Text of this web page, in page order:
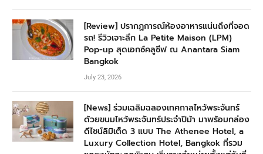
[Review] ปรากฏการณ์ห้องอาหารแน่นถึงที่จอด
รถ! รีวิวเจาะลึก La Petite Maison (LPM)
Pop-up สุดเอกซ์คลูซีฟ ณ Anantara Siam
Bangkok
July 23, 2026
[News] ร่วมเฉลิมฉลองเทศกาลไหว้พระจันทร์
ด้วยขนมไหว้พระจันทร์ประจำปีม้า มาพร้อมกล่อง
ดีไซน์ลิมิเต็ด 3 แบบ The Athenee Hotel, a
Luxury Collection Hotel, Bangkok ที่รวม